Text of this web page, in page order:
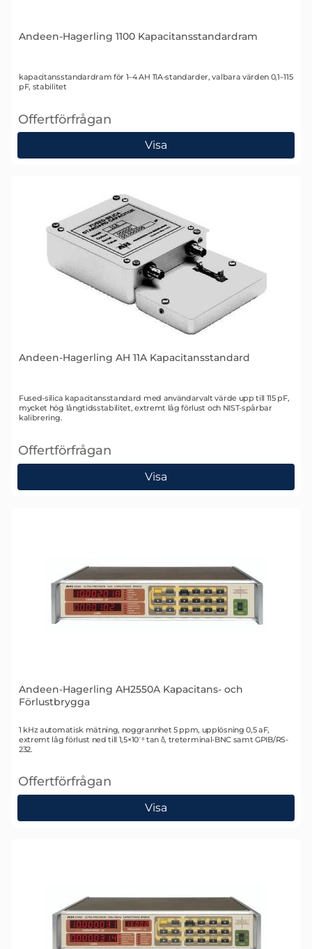
Andeen-Hagerling 1100 Kapacitansstandardram
Art. nr 1389
kapacitansstandardram för 1–4 AH 11A-standarder, valbara värden 0,1–115
pF, stabilitet
Offertförfrågan
, Andeen-Hagerling 1100 Kapacitansstandardram
Visa
Andeen-Hagerling AH 11A Kapacitansstandard
Art. nr 1390
Fused-silica kapacitansstandard med användarvalt värde upp till 115 pF,
mycket hög långtidsstabilitet, extremt låg förlust och NIST-spårbar
kalibrering.
Offertförfrågan
, Andeen-Hagerling AH 11A Kapacitansstandard
Visa
Andeen-Hagerling AH2550A Kapacitans- och
Förlustbrygga
Art. nr 1294
1 kHz automatisk mätning, noggrannhet 5 ppm, upplösning 0,5 aF,
extremt låg förlust ned till 1,5×10⁻⁸ tan δ, treterminal-BNC samt GPIB/RS-
232.
Offertförfrågan
, Andeen-Hagerling AH2550A Kapacitans- och
Visa